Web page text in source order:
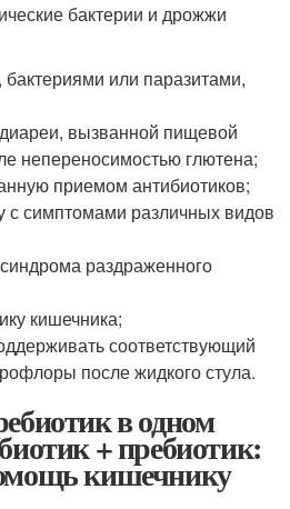
бактерии и дрожжи
или паразитами,
вызванной пищевой
непереносимостью глютена;
приемом антибиотиков;
с симптомами различных видов
раздраженного
кишечника;
соответствующий
после жидкого стула.
в одном
+ пребиотик:
кишечнику